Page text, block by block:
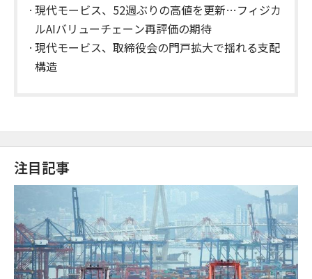
現代モービス、52週ぶりの高値を更新…フィジカ
ルAIバリューチェーン再評価の期待
現代モービス、取締役会の門戸拡大で揺れる支配
構造
注目記事